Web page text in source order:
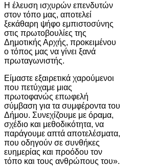
Η έλευση ισχυρών επενδυτών
στον τόπο μας, αποτελεί
ξεκάθαρη ψήφο εμπιστοσύνης
στις πρωτοβουλίες της
Δημοτικής Αρχής, προκειμένου
ο τόπος μας να γίνει ξανά
πρωταγωνιστής.
Είμαστε εξαιρετικά χαρούμενοι
που πετύχαμε μιας
πρωτοφανώς επωφελή
σύμβαση για τα συμφέροντα του
Δήμου. Συνεχίζουμε με όραμα,
σχέδιο και μεθοδικότητα, να
παράγουμε απτά αποτελέσματα,
που οδηγούν σε συνθήκες
ευημερίας και προόδου τον
τόπο και τους ανθρώπους του».